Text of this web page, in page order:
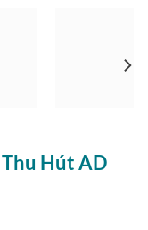
Hút AD